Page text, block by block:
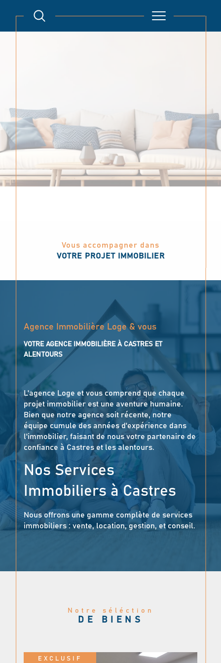
Vous accompagner dans
VOTRE PROJET IMMOBILIER
Agence Immobilière Loge & vous
VOTRE AGENCE IMMOBILIÈRE À CASTRES ET
ALENTOURS
L'agence Loge et vous comprend que chaque
projet immobilier est une aventure humaine.
Bien que notre agence soit récente, notre
équipe cumule des années d'expérience dans
l'immobilier, faisant de nous votre partenaire de
confiance à Castres et les alentours.
Nos Services
Immobiliers à Castres
Nous offrons une gamme complète de services
immobiliers : vente, location, gestion, et conseil.
Vous bénéficierez d’un accompagnement sur-
mesure et des services exclusifs.
Notre séléction
DE BIENS
EXCLUSIF